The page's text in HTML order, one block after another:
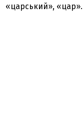
«царський», «цар».